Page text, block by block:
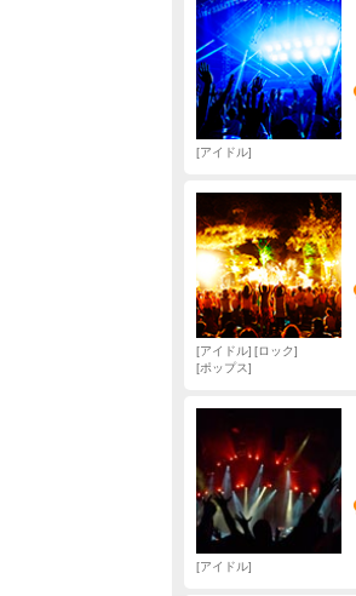
アイドル
アイドル
ロック
ポップス
アイドル